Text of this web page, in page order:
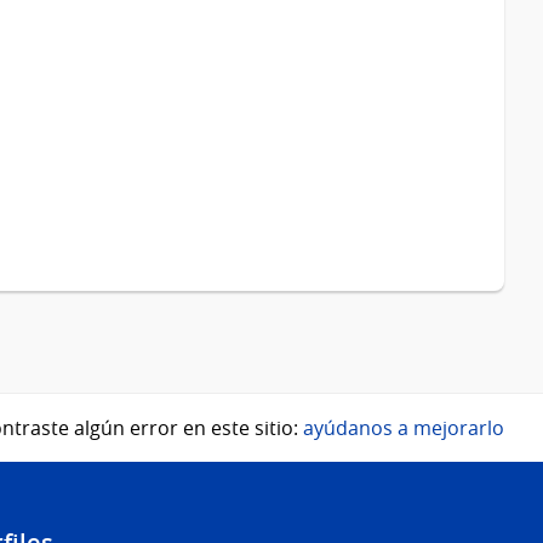
algún error en este sitio: ayúdanos a mejorarlo